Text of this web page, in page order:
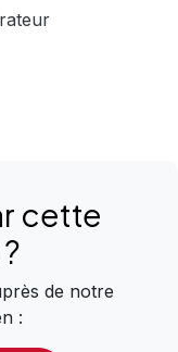
cette
?
de notre
: